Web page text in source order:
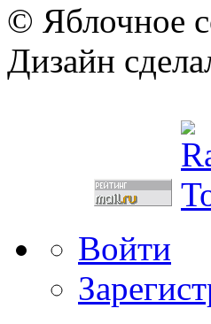
© Яблочное
Дизайн
Войти